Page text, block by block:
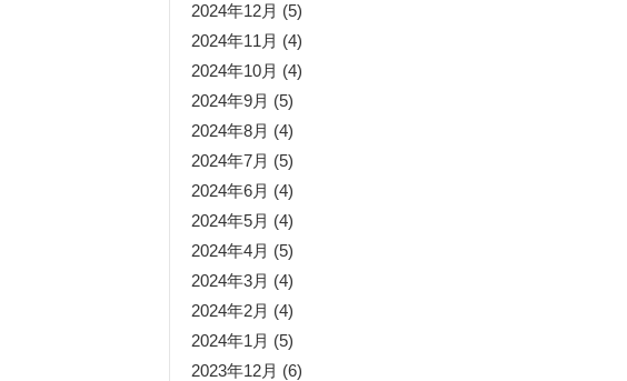
2024年12月 (5)
2024年11月 (4)
2024年10月 (4)
2024年9月 (5)
2024年8月 (4)
2024年7月 (5)
2024年6月 (4)
2024年5月 (4)
2024年4月 (5)
2024年3月 (4)
2024年2月 (4)
2024年1月 (5)
2023年12月 (6)